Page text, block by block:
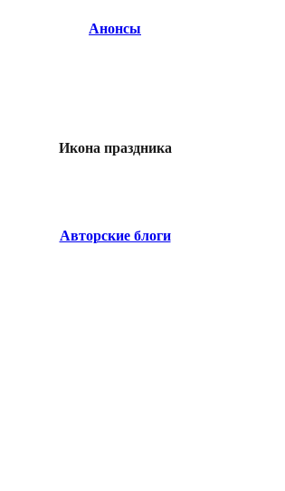
Анонсы
Икона праздника
Авторские блоги